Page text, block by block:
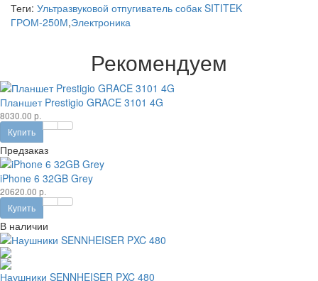
Теги: Ультразвуковой отпугиватель собак SITITEK
ГРОМ-250М,Электроника
Рекомендуем
Планшет Prestigio GRACE 3101 4G
8030.00 р.
Купить
Предзаказ
iPhone 6 32GB Grey
20620.00 р.
Купить
В наличии
Наушники SENNHEISER PXC 480